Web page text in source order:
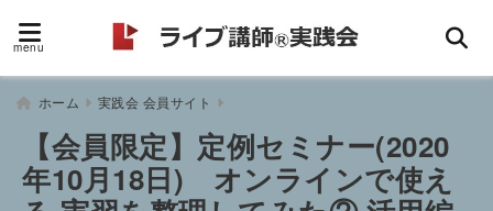
menu
ホーム 実践会 会員サイト
【会員限定】定例セミナー(2020
年10月18日) オンラインで使え